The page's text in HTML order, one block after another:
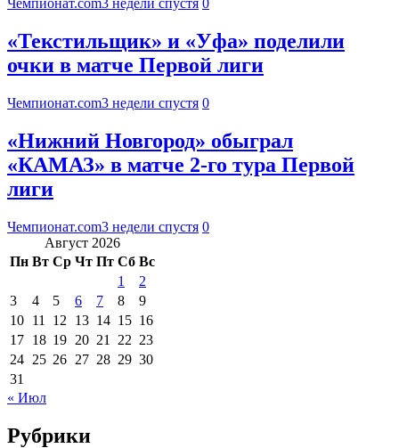
Чемпионат.com3 недели спустя 0
«Текстильщик» и «Уфа» поделили
очки в матче Первой лиги
Чемпионат.com3 недели спустя 0
«Нижний Новгород» обыграл
«КАМАЗ» в матче 2-го тура Первой
лиги
Чемпионат.com3 недели спустя 0
Август 2026
Пн Вт Ср Чт Пт Сб Вс
1
2
3
4 5 6 7 8
9
10 11 12 13 14 15 16
17 18 19 20 21 22 23
24 25 26 27 28 29 30
31
« Июл
Рубрики